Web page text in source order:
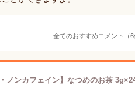
全てのおすすめコメント（6